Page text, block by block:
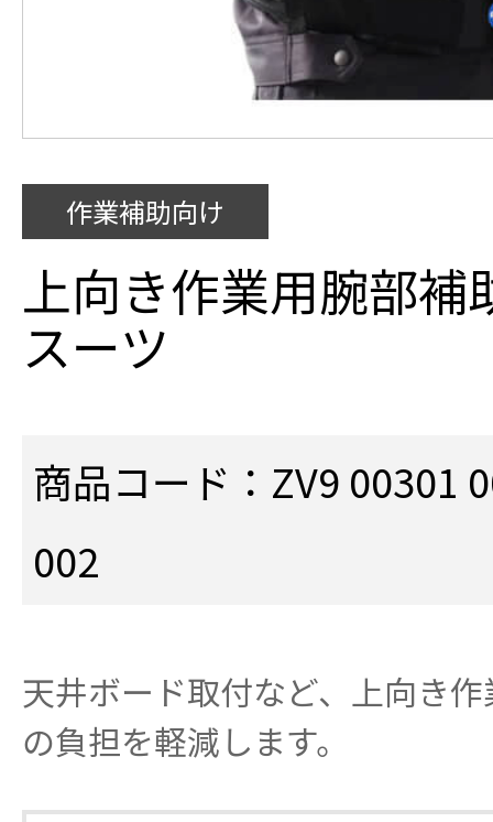
作業補助向け
上向き作業用腕部補
スーツ
商品コード：ZV9 00301
002
天井ボード取付など、上向き
の負担を軽減します。